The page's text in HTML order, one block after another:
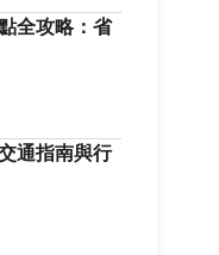
全攻略：省
通指南與行